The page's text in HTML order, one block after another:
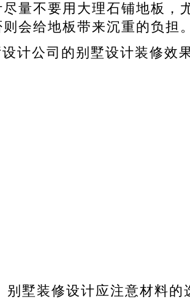
量不要用大理石铺地板，
则会给地板带来沉重的负担
墅装修设计应注意材料的